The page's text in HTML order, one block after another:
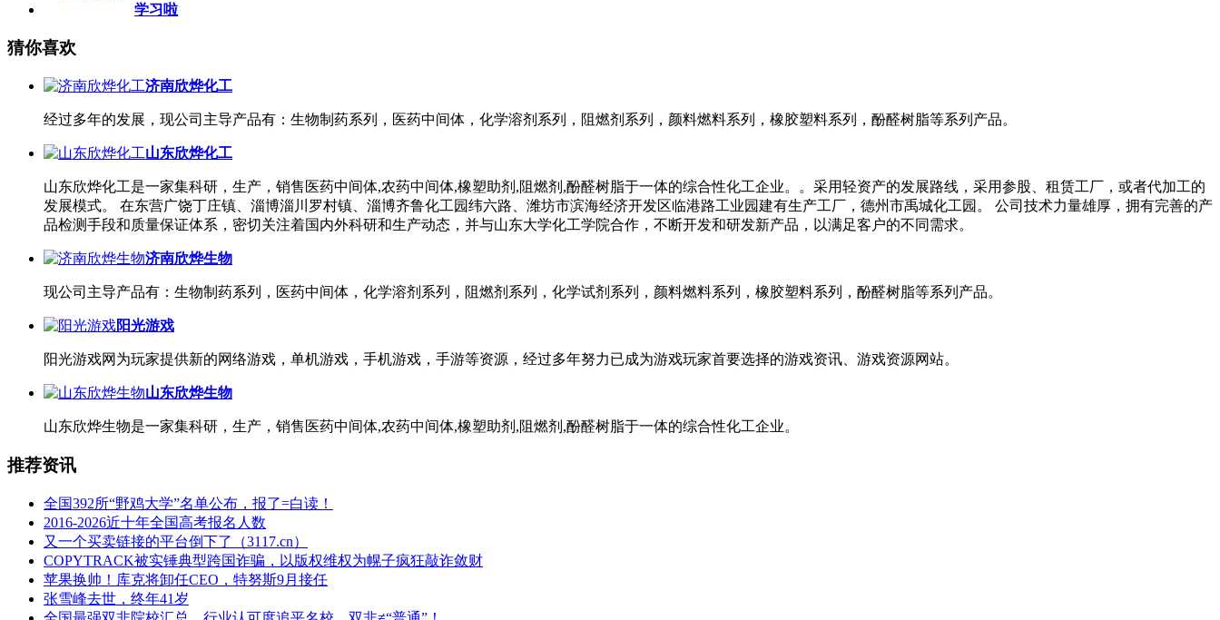
学习啦
猜你喜欢
济南欣烨化工
经过多年的发展，现公司主导产品有：生物制药系列，医药中间体，化学溶剂系列，阻燃剂系列，颜料燃料系列，橡胶塑料系列，酚醛树脂等系列产品。
山东欣烨化工
山东欣烨化工是一家集科研，生产，销售医药中间体,农药中间体,橡塑助剂,阻燃剂,酚醛树脂于一体的综合性化工企业。。采用轻资产的发展路线，采用参股、租赁工厂，或者代加工的
发展模式。 在东营广饶丁庄镇、淄博淄川罗村镇、淄博齐鲁化工园纬六路、潍坊市滨海经济开发区临港路工业园建有生产工厂，德州市禹城化工园。 公司技术力量雄厚，拥有完善的产
品检测手段和质量保证体系，密切关注着国内外科研和生产动态，并与山东大学化工学院合作，不断开发和研发新产品，以满足客户的不同需求。
济南欣烨生物
现公司主导产品有：生物制药系列，医药中间体，化学溶剂系列，阻燃剂系列，化学试剂系列，颜料燃料系列，橡胶塑料系列，酚醛树脂等系列产品。
阳光游戏
阳光游戏网为玩家提供新的网络游戏，单机游戏，手机游戏，手游等资源，经过多年努力已成为游戏玩家首要选择的游戏资讯、游戏资源网站。
山东欣烨生物
山东欣烨生物是一家集科研，生产，销售医药中间体,农药中间体,橡塑助剂,阻燃剂,酚醛树脂于一体的综合性化工企业。
推荐资讯
全国392所“野鸡大学”名单公布，报了=白读！
2016-2026近十年全国高考报名人数
又一个买卖链接的平台倒下了（3117.cn）
COPYTRACK被实锤典型跨国诈骗，以版权维权为幌子疯狂敲诈敛财
苹果换帅！库克将卸任CEO，特努斯9月接任
张雪峰去世，终年41岁